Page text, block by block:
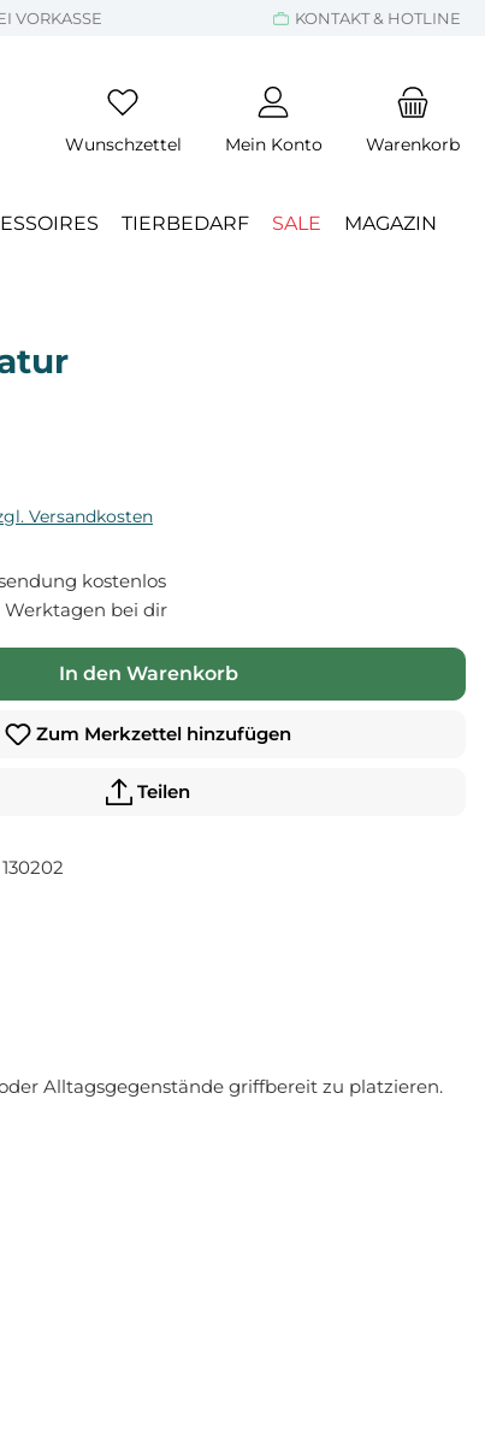
VORKASSE KONTAKT & HOTLINE
Wunschzettel Mein Konto Warenkorb
TIERBEDARF SALE MAGAZIN
Versandkosten
kostenlos
Werktagen bei dir
In den Warenkorb
Zum Merkzettel hinzufügen
Teilen
130202
Alltagsgegenstände griffbereit zu platzieren.